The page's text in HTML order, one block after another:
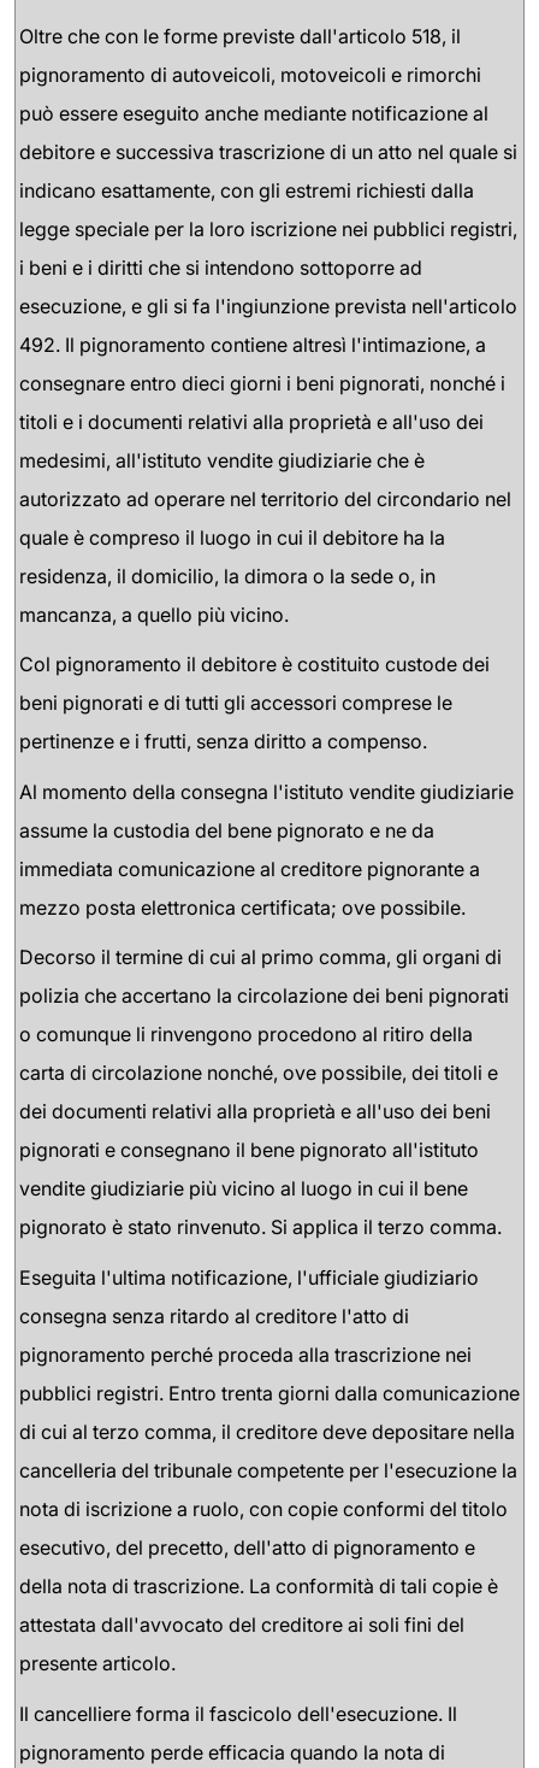
Oltre che con le forme previste dall'articolo 518, il
pignoramento di autoveicoli, motoveicoli e rimorchi
può essere eseguito anche mediante notificazione al
debitore e successiva trascrizione di un atto nel quale si
indicano esattamente, con gli estremi richiesti dalla
legge speciale per la loro iscrizione nei pubblici registri,
i beni e i diritti che si intendono sottoporre ad
esecuzione, e gli si fa l'ingiunzione prevista nell'articolo
492. Il pignoramento contiene altresì l'intimazione, a
consegnare entro dieci giorni i beni pignorati, nonché i
titoli e i documenti relativi alla proprietà e all'uso dei
medesimi, all'istituto vendite giudiziarie che è
autorizzato ad operare nel territorio del circondario nel
quale è compreso il luogo in cui il debitore ha la
residenza, il domicilio, la dimora o la sede o, in
mancanza, a quello più vicino.
Col pignoramento il debitore è costituito custode dei
beni pignorati e di tutti gli accessori comprese le
pertinenze e i frutti, senza diritto a compenso.
Al momento della consegna l'istituto vendite giudiziarie
assume la custodia del bene pignorato e ne da
immediata comunicazione al creditore pignorante a
mezzo posta elettronica certificata; ove possibile.
Decorso il termine di cui al primo comma, gli organi di
polizia che accertano la circolazione dei beni pignorati
o comunque li rinvengono procedono al ritiro della
carta di circolazione nonché, ove possibile, dei titoli e
dei documenti relativi alla proprietà e all'uso dei beni
pignorati e consegnano il bene pignorato all'istituto
vendite giudiziarie più vicino al luogo in cui il bene
pignorato è stato rinvenuto. Si applica il terzo comma.
Eseguita l'ultima notificazione, l'ufficiale giudiziario
consegna senza ritardo al creditore l'atto di
pignoramento perché proceda alla trascrizione nei
pubblici registri. Entro trenta giorni dalla comunicazione
di cui al terzo comma, il creditore deve depositare nella
cancelleria del tribunale competente per l'esecuzione la
nota di iscrizione a ruolo, con copie conformi del titolo
esecutivo, del precetto, dell'atto di pignoramento e
della nota di trascrizione. La conformità di tali copie è
attestata dall'avvocato del creditore ai soli fini del
presente articolo.
Il cancelliere forma il fascicolo dell'esecuzione. Il
pignoramento perde efficacia quando la nota di